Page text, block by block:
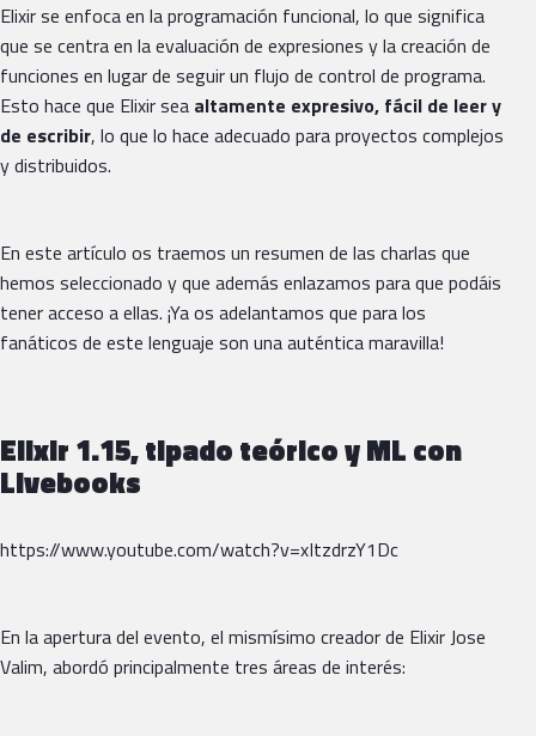
Elixir se enfoca en la programación funcional, lo que significa
que se centra en la evaluación de expresiones y la creación de
funciones en lugar de seguir un flujo de control de programa.
Esto hace que Elixir sea altamente expresivo, fácil de leer y
de escribir, lo que lo hace adecuado para proyectos complejos
y distribuidos.
En este artículo os traemos un resumen de las charlas que
hemos seleccionado y que además enlazamos para que podáis
tener acceso a ellas. ¡Ya os adelantamos que para los
fanáticos de este lenguaje son una auténtica maravilla!
Elixir 1.15, tipado teórico y ML con
Livebooks
https://www.youtube.com/watch?v=xItzdrzY1Dc
En la apertura del evento, el mismísimo creador de Elixir Jose
Valim, abordó principalmente tres áreas de interés: